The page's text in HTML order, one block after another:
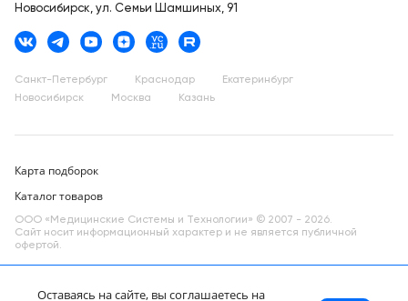
Новосибирск, ул. Семьи Шамшиных, 91
Санкт-Петербург Краснодар
Екатеринбург
Новосибирск
Москва Казань
Карта подборок
Каталог товаров
ООО «Медицинские Системы и Технологии» © 2007 - 2026.
Сайт носит информационный характер и не является публичной
офертой.
Оставаясь на сайте, вы соглашаетесь на